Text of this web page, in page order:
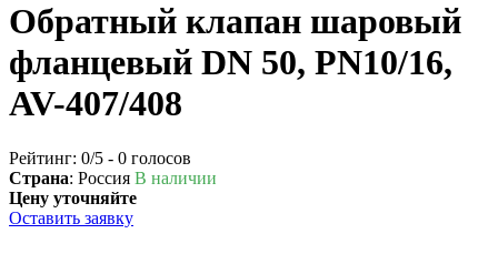
Обратный клапан шаровый
фланцевый DN 50, PN10/16,
AV-407/408
Рейтинг: 0/5 - 0 голосов
Страна: Россия В наличии
Цену уточняйте
Оставить заявку